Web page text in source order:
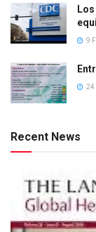
9
24
Recent News